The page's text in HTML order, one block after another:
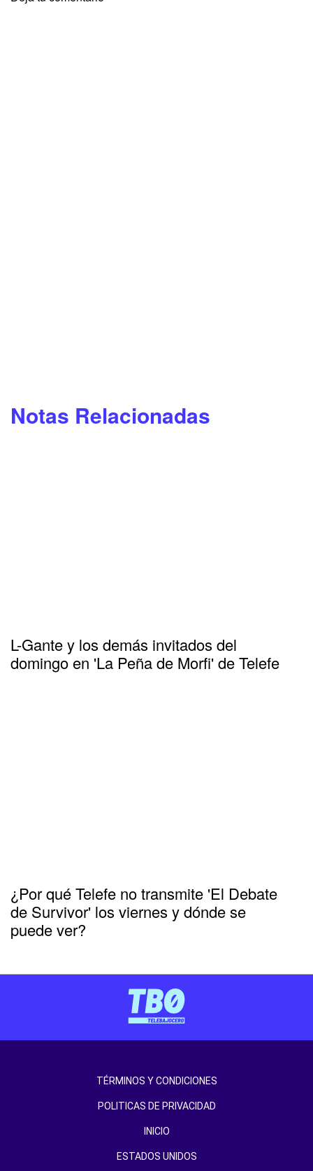
Notas Relacionadas
L-Gante y los demás invitados del
domingo en 'La Peña de Morfi' de Telefe
¿Por qué Telefe no transmite 'El Debate
de Survivor' los viernes y dónde se
puede ver?
TÉRMINOS Y CONDICIONES
POLITICAS DE PRIVACIDAD
INICIO
ESTADOS UNIDOS